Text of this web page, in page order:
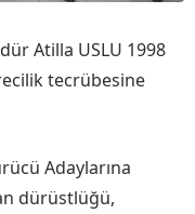
Atilla USLU 1998
tecrübesine
Adaylarına
dürüstlüğü,